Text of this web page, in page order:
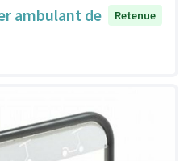
ambulant de
Retenue